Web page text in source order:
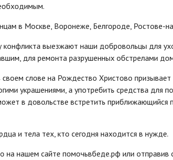
в Москве, Воронеже, Белгороде, Ростове-
конфликта выезжают наши добровольцы для
для ремонта разрушенных обстрелами
своем слове на Рождество Христово
украшениями, а употребить средства для
в довольстве встретить приближающийся
и тела тех, кто сегодня находится в нужде.
на нашем сайте помочьвбеде.рф или